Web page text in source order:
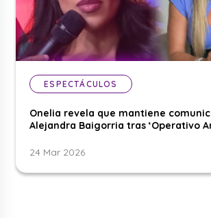
ESPECTÁCULOS
Onelia revela que mantiene
Alejandra Baigorria tras ‘Operativo
24 Mar 2026